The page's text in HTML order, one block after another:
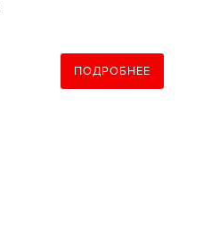
ПОДРОБНЕЕ